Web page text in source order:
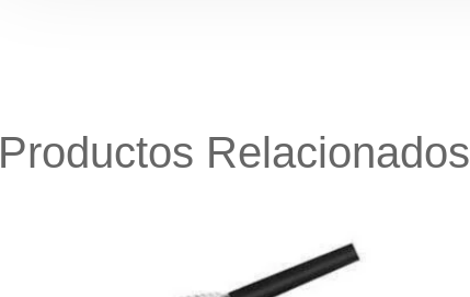
Productos Relacionados